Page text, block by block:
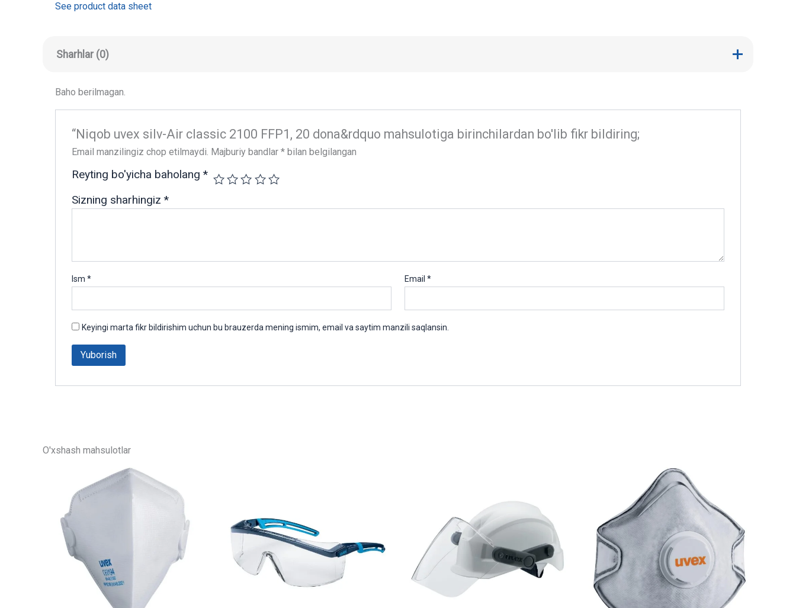
See product data sheet
Sharhlar (0)
Baho berilmagan.
“Niqob uvex silv-Air classic 2100 FFP1, 20 dona&rdquo mahsulotiga birinchilardan bo'lib fikr bildiring;
Email manzilingiz chop etilmaydi. Majburiy bandlar *bilan belgilangan
Reyting bo'yicha baholang *
Sizning sharhingiz *
Ism * Email*
Keyingi marta fikr bildirishim uchun bu brauzerda mening ismim, email va saytim manzili saqlansin.
O'xshash mahsulotlar